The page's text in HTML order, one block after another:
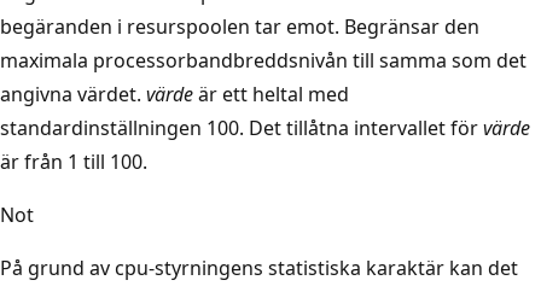
begäranden i resurspoolen tar emot. Begränsar den
maximala processorbandbreddsnivån till samma som det
angivna värdet. värdeär ett heltal med
standardinställningen 100. Det tillåtna intervallet förvärde
är från 1 till 100.
Not
På grund av cpu-styrningens statistiska karaktär kan det